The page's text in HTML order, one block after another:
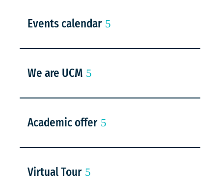
Events calendar
We are UCM
Academic offer
Virtual Tour